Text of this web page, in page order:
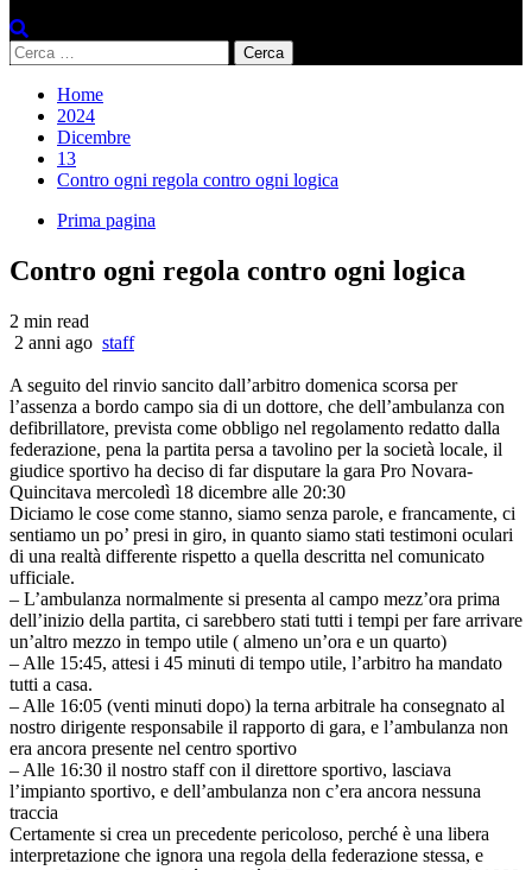
Ricerca
per:
Home
2024
Dicembre
13
Contro ogni regola contro ogni logica
Prima pagina
Contro ogni regola contro ogni logica
2 min read
2 anni ago staff
A seguito del rinvio sancito dall’arbitro domenica scorsa per
l’assenza a bordo campo sia di un dottore, che dell’ambulanza con
defibrillatore, prevista come obbligo nel regolamento redatto dalla
federazione, pena la partita persa a tavolino per la società locale, il
giudice sportivo ha deciso di far disputare la gara Pro Novara-
Quincitava mercoledì 18 dicembre alle 20:30
Diciamo le cose come stanno, siamo senza parole, e francamente, ci
sentiamo un po’ presi in giro, in quanto siamo stati testimoni oculari
di una realtà differente rispetto a quella descritta nel comunicato
ufficiale.
– L’ambulanza normalmente si presenta al campo mezz’ora prima
dell’inizio della partita, ci sarebbero stati tutti i tempi per fare arrivare
un’altro mezzo in tempo utile ( almeno un’ora e un quarto)
– Alle 15:45, attesi i 45 minuti di tempo utile, l’arbitro ha mandato
tutti a casa.
– Alle 16:05 (venti minuti dopo) la terna arbitrale ha consegnato al
nostro dirigente responsabile il rapporto di gara, e l’ambulanza non
era ancora presente nel centro sportivo
– Alle 16:30 il nostro staff con il direttore sportivo, lasciava
l’impianto sportivo, e dell’ambulanza non c’era ancora nessuna
traccia
Certamente si crea un precedente pericoloso, perché è una libera
interpretazione che ignora una regola della federazione stessa, e